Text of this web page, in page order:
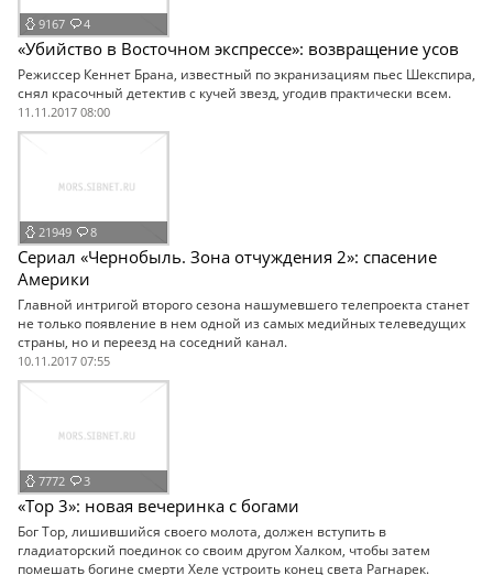
9167 4
«Убийство в Восточном экспрессе»: возвращение усов
Режиссер Кеннет Брана, известный по экранизациям пьес Шекспира,
снял красочный детектив с кучей звезд, угодив практически всем.
11.11.2017 08:00
21949 8
Сериал «Чернобыль. Зона отчуждения 2»: спасение
Америки
Главной интригой второго сезона нашумевшего телепроекта станет
не только появление в нем одной из самых медийных телеведущих
страны, но и переезд на соседний канал.
10.11.2017 07:55
7772 3
«Тор 3»: новая вечеринка с богами
Бог Тор, лишившийся своего молота, должен вступить в
гладиаторский поединок со своим другом Халком, чтобы затем
помешать богине смерти Хеле устроить конец света Рагнарек.